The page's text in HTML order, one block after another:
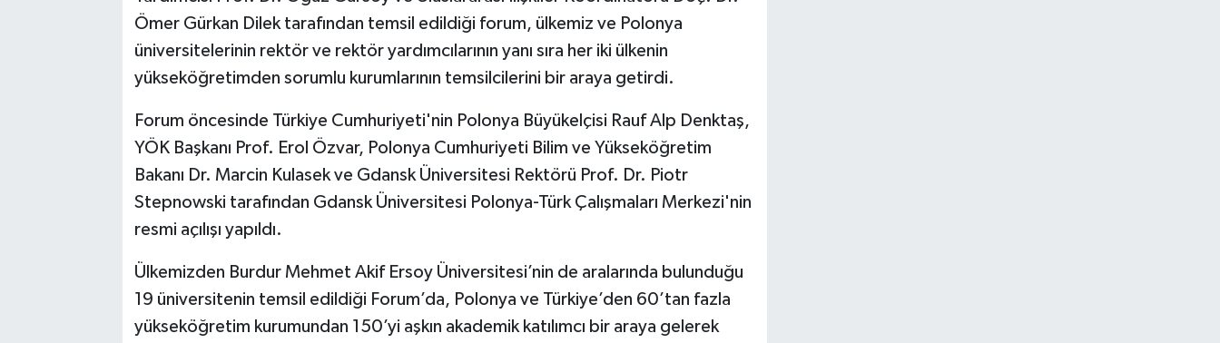
Ömer Gürkan Dilek tarafından temsil edildiği forum, ülkemiz ve Polonya
üniversitelerinin rektör ve rektör yardımcılarının yanı sıra her iki ülkenin
yükseköğretimden sorumlu kurumlarının temsilcilerini bir araya getirdi.
Forum öncesinde Türkiye Cumhuriyeti'nin Polonya Büyükelçisi Rauf Alp Denktaş,
YÖK Başkanı Prof. Erol Özvar, Polonya Cumhuriyeti Bilim ve Yükseköğretim
Bakanı Dr. Marcin Kulasek ve Gdansk Üniversitesi Rektörü Prof. Dr. Piotr
Stepnowski tarafından Gdansk Üniversitesi Polonya-Türk Çalışmaları Merkezi'nin
resmi açılışı yapıldı.
Ülkemizden Burdur Mehmet Akif Ersoy Üniversitesi’nin de aralarında bulunduğu
19 üniversitenin temsil edildiği Forum’da, Polonya ve Türkiye’den 60’tan fazla
yükseköğretim kurumundan 150’yi aşkın akademik katılımcı bir araya gelerek